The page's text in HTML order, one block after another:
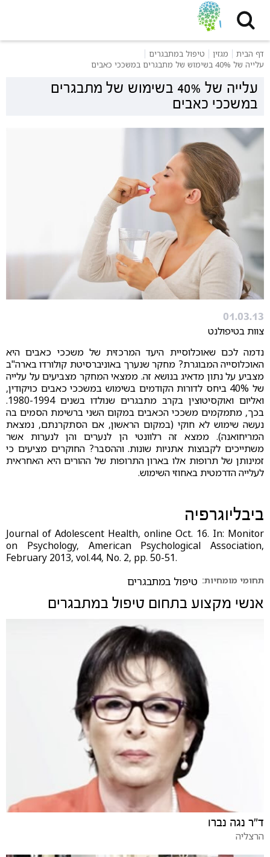
דף הבית מגזין
טיפול במתבגרים
עלייה של 40% בשימוש של מתבגרים במשככי כאבים
עלייה של 40% בשימוש של מתבגרים
במשככי כאבים
01.03.13
צוות בטיפולנט
נדמה לכם שאוכלוסיית היעד המרכזית של משככי כאבים היא
האוכלוסייה המבוגרת? מחקר שנערך באוניברסיטת קולורדו בארה"ב
מצביע על נתון מדאיג בנושא זה. ממצאי המחקר מצביעים על עלייה
של 40% ביחס לדורות הקודמים בשימוש במשככי כאבים כויקודין,
ואליום ואוקסיטוצין בקרב מתבגרים שנולדו בשנים 1980-1994.
בכך, מתמקמים משככי הכאבים במקום השני ברשימת הסמים בה
נעשה שימוש לא חוקי (במקום הראשון, אם הסתקרנתם, נמצאת
המריחואנה). ממצא זה רלוונטי הן לנערים והן לנערות אשר
משתייכים לקבוצות אתניות שונות. וההסבר? החוקרים מציעים כי
זמינותן של תרופות אלו בארון התרופות של ההורים היא האחראית
לעלייה הדרמטית באחוזי השימוש.
ביבליוגרפיה
Journal of Adolescent Health, online Oct. 16. In: Monitor
on Psychology, American Psychological Association,
February 2013, vol.44, No. 2, pp. 50-51.
תחומי מומחיות: טיפול במתבגרים
אנשי מקצוע בתחום טיפול במתבגרים
ד"ר נגה נברו
הרצליה